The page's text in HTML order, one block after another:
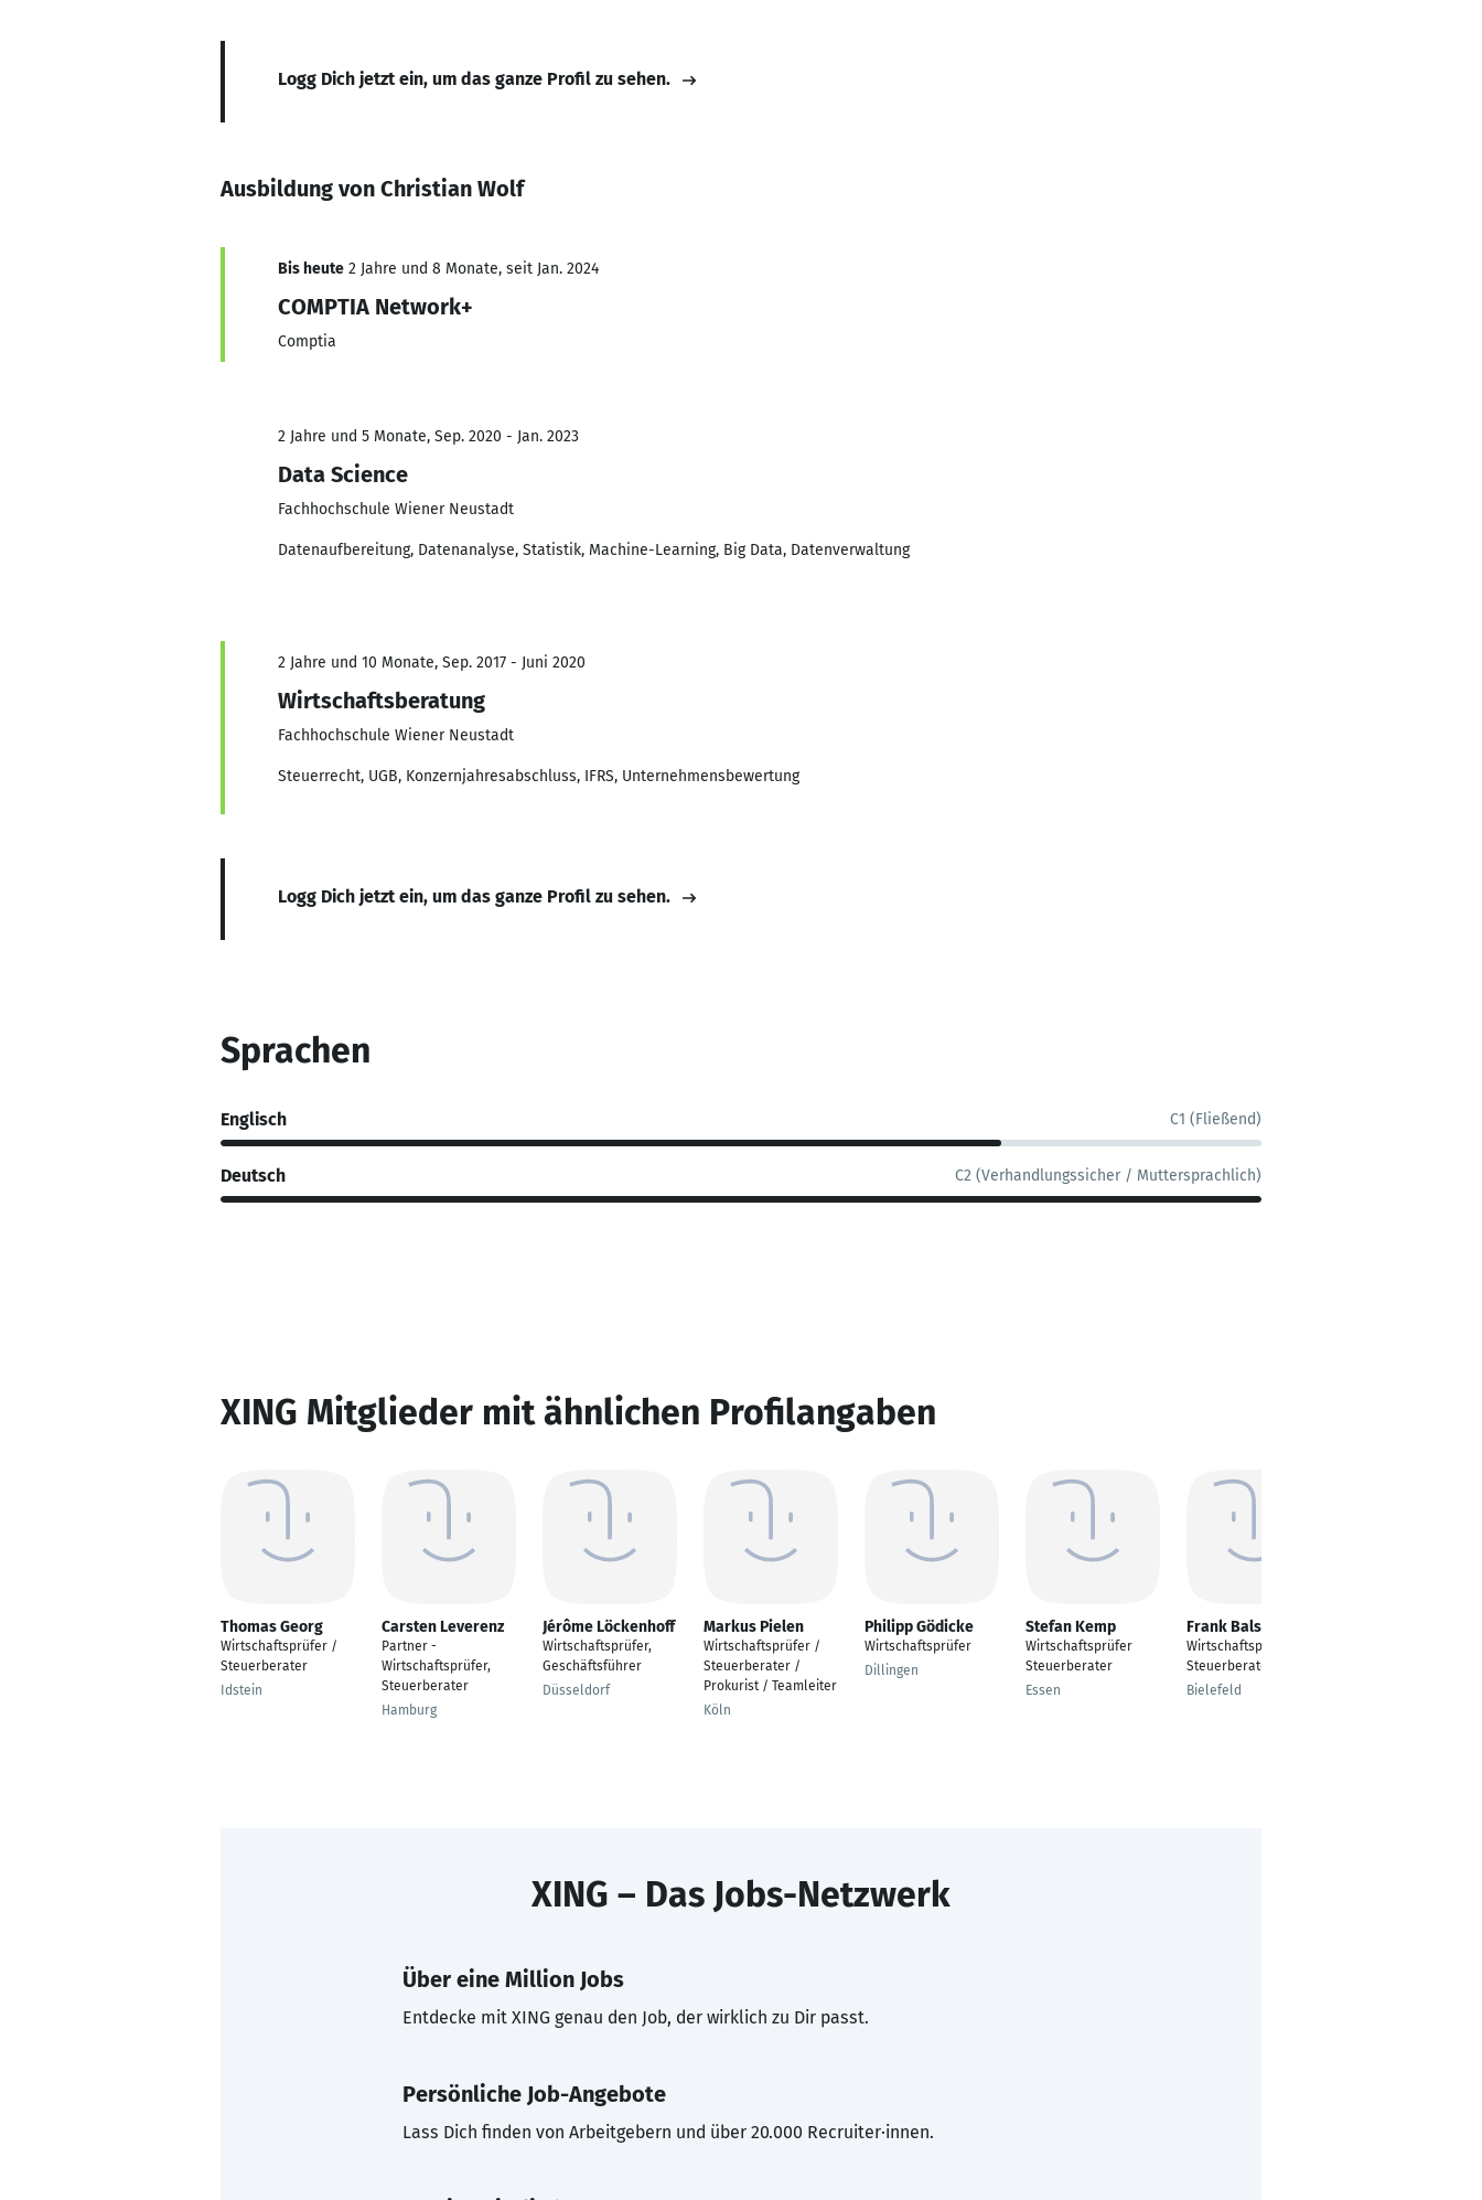
Logg Dich jetzt ein, um das ganze Profil zu sehen.
Ausbildung von Christian Wolf
Bis heute 2 Jahre und 8 Monate, seit Jan. 2024
COMPTIA Network+
Comptia
2 Jahre und 5 Monate, Sep. 2020 - Jan. 2023
Data Science
Fachhochschule Wiener Neustadt
Datenaufbereitung, Datenanalyse, Statistik, Machine-Learning, Big Data, Datenverwaltung
2 Jahre und 10 Monate, Sep. 2017 - Juni 2020
Wirtschaftsberatung
Fachhochschule Wiener Neustadt
Steuerrecht, UGB, Konzernjahresabschluss, IFRS, Unternehmensbewertung
Logg Dich jetzt ein, um das ganze Profil zu sehen.
Sprachen
Englisch C1 (Fließend)
Deutsch C2 (Verhandlungssicher / Muttersprachlich)
XING Mitglieder mit ähnlichen Profilangaben
Thomas Georg
Wirtschaftsprüfer /
Steuerberater
Idstein
Carsten Leverenz
Partner -
Wirtschaftsprüfer,
Steuerberater
Hamburg
Jérôme Löckenhoff
Wirtschaftsprüfer,
Geschäftsführer
Düsseldorf
Markus Pielen
Wirtschaftsprüfer /
Steuerberater /
Prokurist / Teamleiter
Köln
Philipp Gödicke
Wirtschaftsprüfer
Dillingen
Stefan Kemp
Wirtschaftsprüfer
Steuerberater
Essen
Frank Balsmann
Wirtschaftsprüfer
Steuerberater
Bielefeld
XING – Das Jobs-Netzwerk
Über eine Million Jobs
Entdecke mit XING genau den Job, der wirklich zu Dir passt.
Persönliche Job-Angebote
Lass Dich finden von Arbeitgebern und über 20.000 Recruiter·innen.